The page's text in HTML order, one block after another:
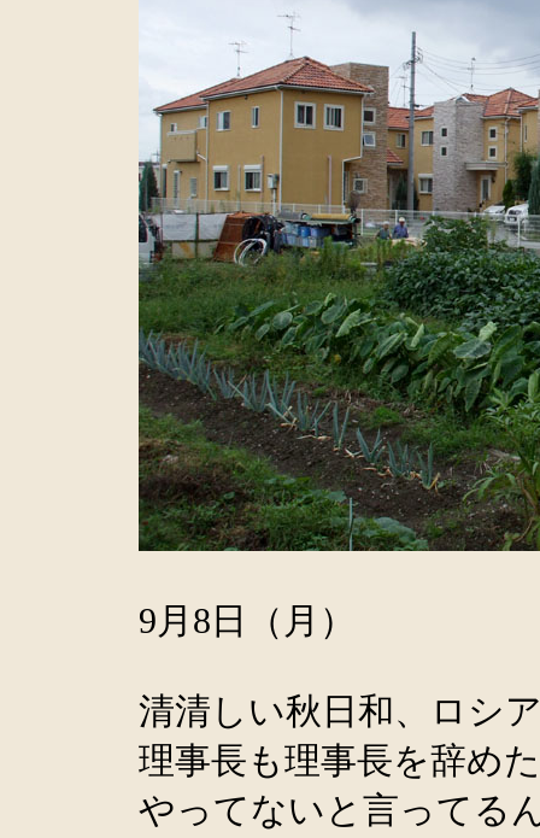
9月8日（月）
清清しい秋日和、ロシ
理事長も理事長を辞め
やってないと言ってる